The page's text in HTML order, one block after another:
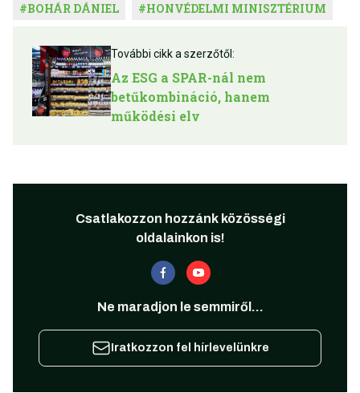
#BOHÁR DÁNIEL #HONVÉDELMI MINISZTÉRIUM
További cikk a szerzőtől:
Az ESG a SPAR-nál nem
betűkombináció, hanem
működési elv
Csatlakozzon hozzánk közösségi
oldalainkon is!
Ne maradjon le semmiről...
Iratkozzon fel hírlevelünkre